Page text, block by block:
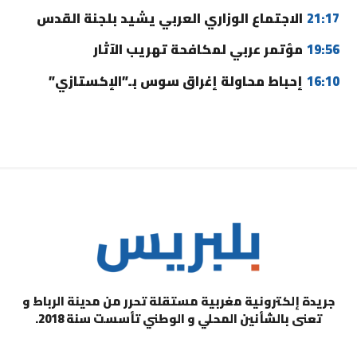
21:17 الاجتماع الوزاري العربي يشيد بلجنة القدس
19:56 مؤتمر عربي لمكافحة تهريب الآثار
16:10 إحباط محاولة إغراق سوس بـ”الإكستازي”
جريدة إلكترونية مغربية مستقلة تحرر من مدينة الرباط و
تعنى بالشأنين المحلي و الوطني تأسست سنة 2018.